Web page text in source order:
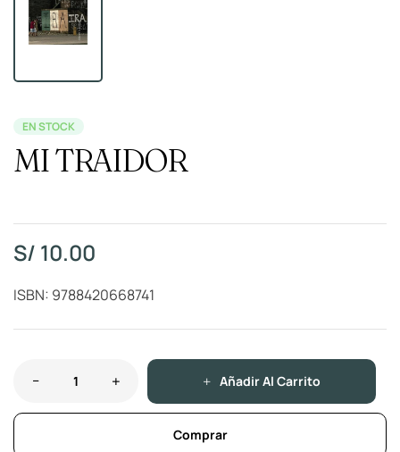
EN STOCK
MI TRAIDOR
S/ 10.00
ISBN: 9788420668741
Añadir Al Carrito
Comprar